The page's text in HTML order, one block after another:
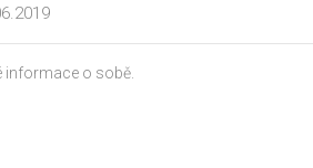
informace o sobě.